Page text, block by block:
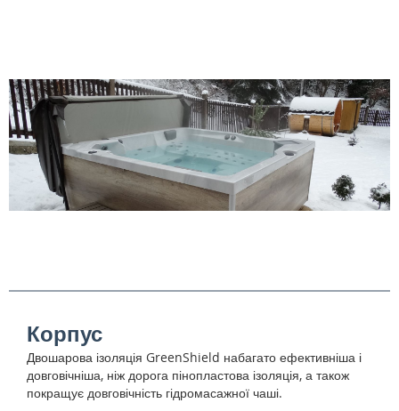
Корпус
Двошарова ізоляція GreenShield набагато ефективніша і
довговічніша, ніж дорога пінопластова ізоляція, а також
покращує довговічність гідромасажної чаші.